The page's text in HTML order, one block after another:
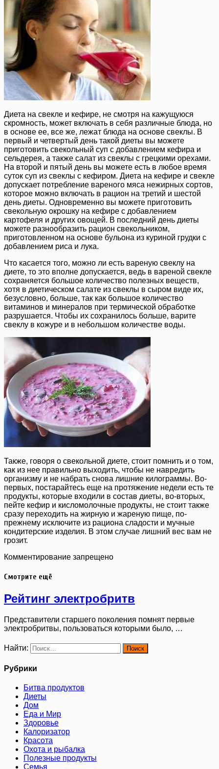
Диета на свекле и кефире, не смотря на кажущуюся
скромность, может включать в себя различные блюда, но
в основе ее, все же, лежат блюда на основе свеклы. В
первый и четвертый день такой диеты вы можете
приготовить свекольный суп с добавлением кефира и
сельдерея, а также салат из свеклы с грецкими орехами.
На второй и пятый день вы можете есть в любое время
суток суп из свеклы с кефиром. Диета на кефире и свекле
допускает потребление вареного мяса нежирных сортов,
которое можно включать в рацион на третий и шестой
день диеты. Одновременно вы можете приготовить
свекольную окрошку на кефире с добавлением
картофеля и других овощей. В последний день диеты
можете разнообразить рацион свекольником,
приготовленном на основе бульона из куриной грудки с
добавлением риса и лука.
Что касается того, можно ли есть вареную свеклу на
диете, то это вполне допускается, ведь в вареной свекле
сохраняется большое количество полезных веществ,
хотя в диетическом салате из свеклы в сыром виде их,
безусловно, больше, так как большое количество
витаминов и минералов при термической обработке
разрушается. Чтобы их сохранилось больше, варите
свеклу в кожуре и в небольшом количестве воды.
Также, говоря о свекольной диете, стоит помнить и о том,
как из нее правильно выходить, чтобы не навредить
организму и не набрать снова лишние килограммы. Во-
первых, постарайтесь еще на протяжение недели есть те
продукты, которые входили в состав диеты, во-вторых,
пейте кефир и кисломолочные продукты, не стоит также
сразу переходить на жирную и жареную пище, по-
прежнему исключите из рациона сладости и мучные
кондитерские изделия. В этом случае лишний вес вам не
грозит.
Комментирование запрещено
Смотрите ещё
Рейтинг электробритв
Представители старшего поколения помнят первые
электробритвы, пользоваться которыми было, …
Найти:
Рубрики
Битва продуктов
Диеты
Дом
Еда и Мир
Здоровье
Калоризатор
Красота
Охота и рыбалка
Полезные продукты
Семья